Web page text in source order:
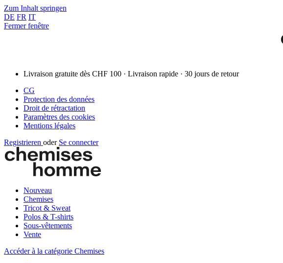
Zum Inhalt springen
DE FR IT
Fermer fenêtre
Livraison gratuite dès CHF 100 · Livraison rapide · 30 jours de retour
CG
Protection des données
Droit de rétractation
Paramètres des cookies
Mentions légales
Registrieren oder Se connecter
Nouveau
Chemises
Tricot & Sweat
Polos & T-shirts
Sous-vêtements
Vente
Accéder à la catégorie Chemises